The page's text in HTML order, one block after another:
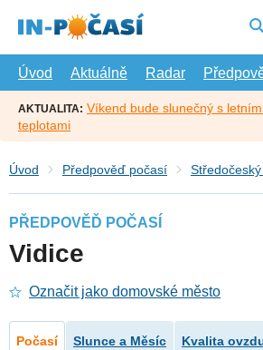
hlavní
Úvod
Aktuálně Radar
AKTUALITA: Víkend bude slunečný s
teplotami
Úvod Předpověď počasí
PŘEDPOVĚĎ POČASÍ
Vidice
Označit jako domovské město
Počasí Slunce a Měsíc Kvalita